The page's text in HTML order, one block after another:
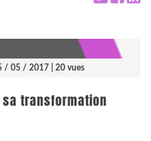
/ 05 / 2017 | 20 vues
transformation